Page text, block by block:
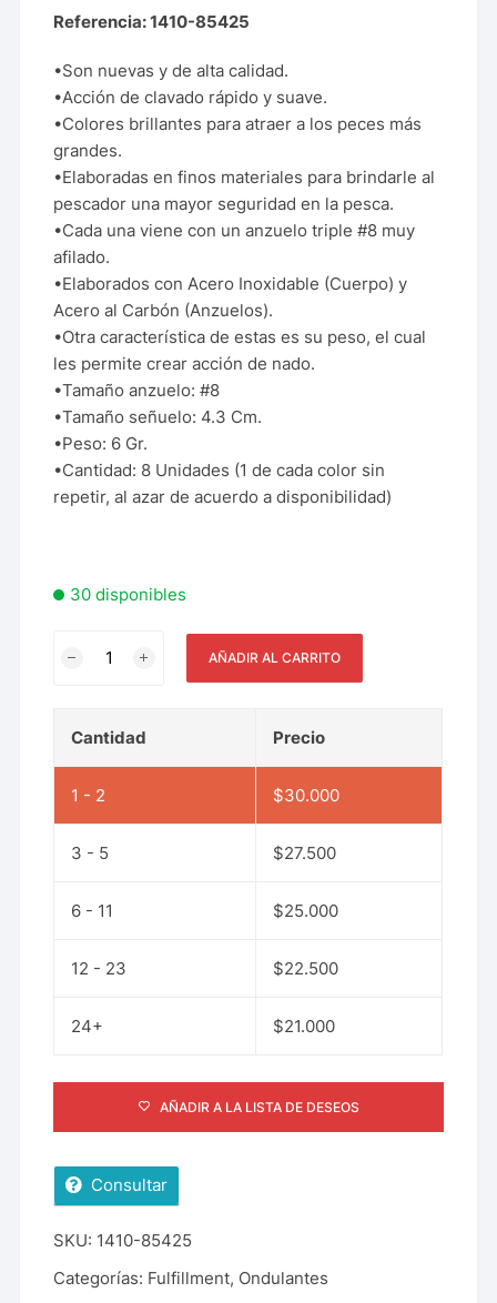
Referencia: 1410-85425
•Son nuevas y de alta calidad.
•Acción de clavado rápido y suave.
•Colores brillantes para atraer a los peces más
grandes.
•Elaboradas en finos materiales para brindarle al
pescador una mayor seguridad en la pesca.
•Cada una viene con un anzuelo triple #8 muy
afilado.
•Elaborados con Acero Inoxidable (Cuerpo) y
Acero al Carbón (Anzuelos).
•Otra característica de estas es su peso, el cual
les permite crear acción de nado.
•Tamaño anzuelo: #8
•Tamaño señuelo: 4.3 Cm.
•Peso: 6 Gr.
•Cantidad: 8 Unidades (1 de cada color sin
repetir, al azar de acuerdo a disponibilidad)
30 disponibles
AÑADIR AL CARRITO
Cantidad Precio
1 - 2 $30.000
3 - 5 $27.500
6 - 11 $25.000
12 - 23 $22.500
24+ $21.000
AÑADIR A LA LISTA DE DESEOS
Consultar
SKU: 1410-85425
Categorías: Fulfillment, Ondulantes